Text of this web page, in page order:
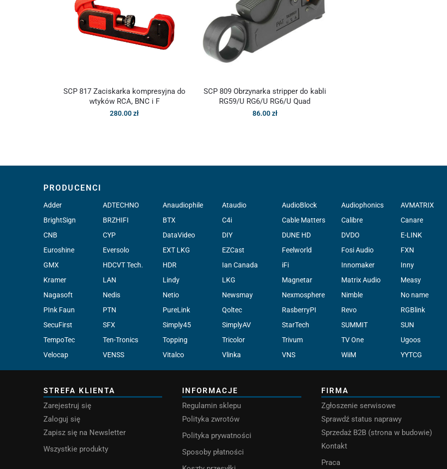
SCP 817 Zaciskarka kompresyjna do
wtyków RCA, BNC i F
280.00zł
SCP 809 Obrzynarka stripper do kabli
RG59/U RG6/U RG6/U Quad
86.00zł
PRODUCENCI
Adder ADTECHNO Anaudiophile Ataudio AudioBlock Audiophonics
AVMATRIX
BrightSign
BRZHIFI BTX C4i Cable Matters Calibre
Canare
CNB
CYP DataVideo DIY DUNE HD DVDO
E-LINK
Euroshine
Eversolo EXT LKG EZCast Feelworld Fosi Audio
FXN
GMX
HDCVT Tech. HDR Ian Canada iFi Innomaker
Inny
Kramer
LAN Lindy LKG Magnetar Matrix Audio
Measy
Nagasoft
Nedis Netio Newsmay Nexmosphere Nimble
No name
PInk Faun
PTN PureLink Qoltec RasberryPI Revo
RGBlink
SecuFirst
SFX Simply45 SimplyAV StarTech SUMMIT
SUN
TempoTec
Ten-Tronics Topping Tricolor Trivum TV One
Ugoos
Velocap
VENSS Vitalco Vlinka VNS WiiM YYTCG
STREFA KLIENTA
Zarejestruj się
Zaloguj się
Zapisz się na Newsletter
Wszystkie produkty
INFORMACJE
Regulamin sklepu
Polityka zwrotów
Polityka prywatności
Sposoby płatności
FIRMA
Zgłoszenie serwisowe
Sprawdź status naprawy
Sprzedaż B2B (strona w budowie)
Kontakt
Praca